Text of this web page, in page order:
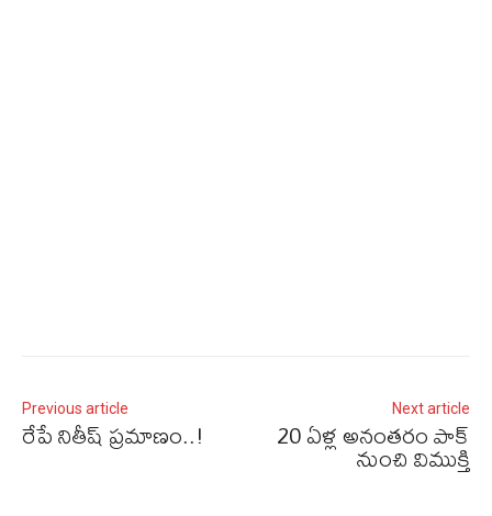
Previous article
రేపే నితీష్‌ ప్రమాణం..!
Next article
20 ఏళ్ల అనంతరం పాక్‌
నుంచి విముక్తి